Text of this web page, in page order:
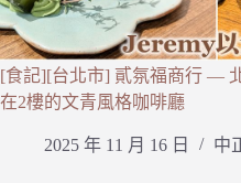
[食記][台北市] 貳氛福商行 —
在2樓的文青風格咖啡廳
2025 年 11 月 16 日 中